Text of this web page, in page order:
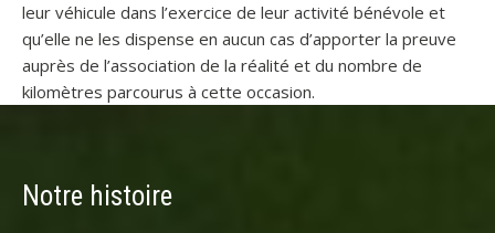
leur véhicule dans l’exercice de leur activité bénévole et
qu’elle ne les dispense en aucun cas d’apporter la preuve
auprès de l’association de la réalité et du nombre de
kilomètres parcourus à cette occasion.
Notre histoire